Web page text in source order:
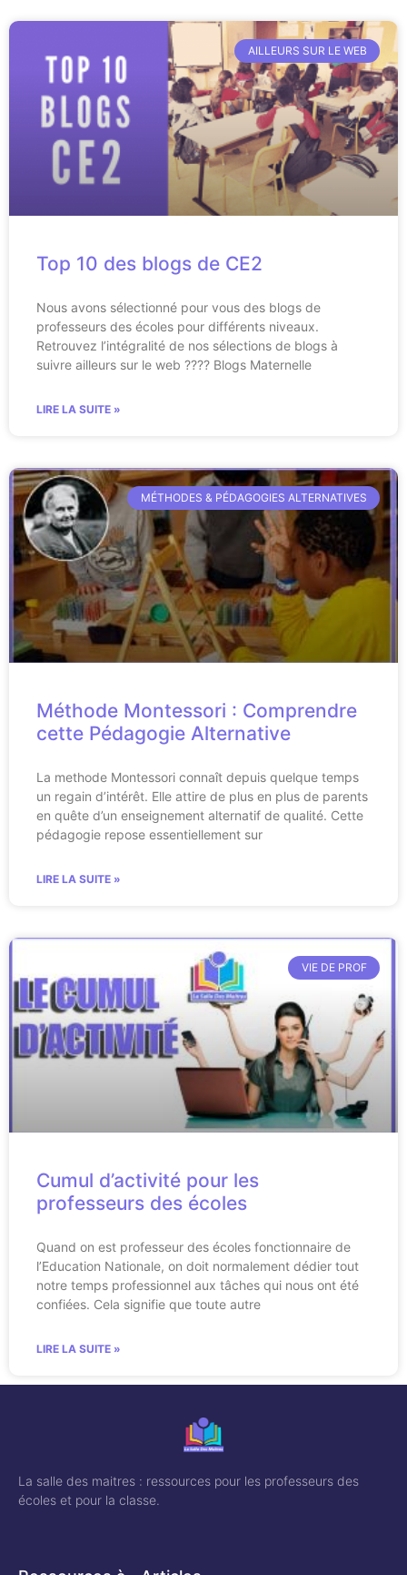
AILLEURS SUR LE WEB
Top 10 des blogs de CE2
Nous avons sélectionné pour vous des blogs de
professeurs des écoles pour différents niveaux.
Retrouvez l’intégralité de nos sélections de blogs à
suivre ailleurs sur le web ???? Blogs Maternelle
LIRE LA SUITE »
MÉTHODES & PÉDAGOGIES ALTERNATIVES
Méthode Montessori : Comprendre
cette Pédagogie Alternative
La methode Montessori connaît depuis quelque temps
un regain d’intérêt. Elle attire de plus en plus de parents
en quête d’un enseignement alternatif de qualité. Cette
pédagogie repose essentiellement sur
LIRE LA SUITE »
VIE DE PROF
Cumul d’activité pour les
professeurs des écoles
Quand on est professeur des écoles fonctionnaire de
l’Education Nationale, on doit normalement dédier tout
notre temps professionnel aux tâches qui nous ont été
confiées. Cela signifie que toute autre
LIRE LA SUITE »
La salle des maitres : ressources pour les professeurs des
écoles et pour la classe.